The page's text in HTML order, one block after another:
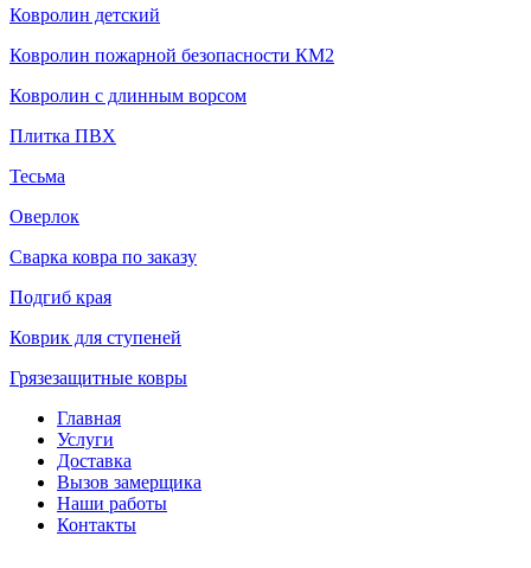
Ковролин детский
Ковролин пожарной безопасности КМ2
Ковролин с длинным ворсом
Плитка ПВХ
Тесьма
Оверлок
Сварка ковра по заказу
Подгиб края
Коврик для ступеней
Грязезащитные ковры
Главная
Услуги
Доставка
Вызов замерщика
Наши работы
Контакты